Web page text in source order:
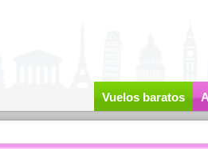
Vuelos baratos